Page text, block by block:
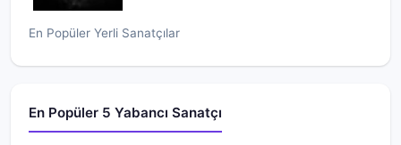
En Popüler Yerli Sanatçılar
En Popüler 5 Yabancı Sanatçı